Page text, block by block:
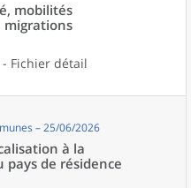
mobilités
migrations
Fichier détail
– 25/06/2026
à la
de résidence